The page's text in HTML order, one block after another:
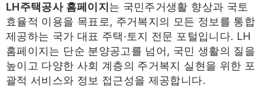
LH주택공사 홈페이지 는 국민주거생활 향상과 국토
효율적 이용을 목표로, 주거복지의 모든 정보를 통합
제공하는 국가 대표 주택·토지 전문 포털입니다. LH
홈페이지는 단순 분양공고를 넘어, 국민 생활의 질을
높이고 다양한 사회 계층의 주거복지 실현을 위한 포
괄적 서비스와 정보 접근성을 제공합니다.